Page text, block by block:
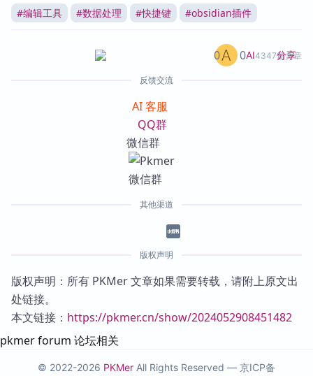
#编辑工具 #数据处理 #快捷键 #obsidian插件
AI4347篇文章
0 0 分享
反馈交流
AI 客服
QQ群
微信群
其他渠道
版权声明
版权声明：所有 PKMer 文章如果需要转载，请附上原文出
处链接。
本文链接： https://pkmer.cn/show/2024052908451482
pkmer forum 论坛相关
© 2022-2026 PKMer All Rights Reserved — 京ICP备